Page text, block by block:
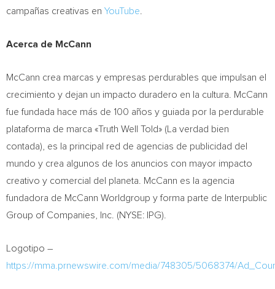
campañas creativas en YouTube
Acerca de McCann
McCann crea marcas y empresas perdurables que impulsan el
crecimiento y dejan un impacto duradero en la cultura. McCann
fue fundada hace más de 100 años y guiada por la perdurable
plataforma de marca «Truth Well Told» (La verdad bien
contada), es la principal red de agencias de publicidad del
mundo y crea algunos de los anuncios con mayor impacto
creativo y comercial del planeta. McCann es la agencia
fundadora de McCann Worldgroup y forma parte de Interpublic
Group of Companies, Inc. (NYSE: IPG).
Logotipo –
https://mma.prnewswire.com/media/748305/5068374/